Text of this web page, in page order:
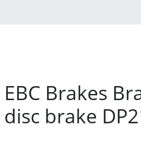
EBC Brakes
disc brake